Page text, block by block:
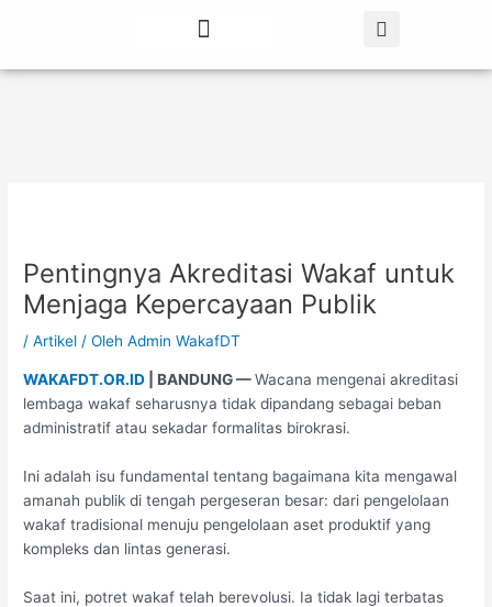
Pentingnya Akreditasi Wakaf untuk
Menjaga Kepercayaan Publik
/Artikel / OlehAdmin WakafDT
WAKAFDT.OR.ID | BANDUNG —Wacana mengenai akreditasi
lembaga wakaf seharusnya tidak dipandang sebagai beban
administratif atau sekadar formalitas birokrasi.
Ini adalah isu fundamental tentang bagaimana kita mengawal
amanah publik di tengah pergeseran besar: dari pengelolaan
wakaf tradisional menuju pengelolaan aset produktif yang
kompleks dan lintas generasi.
Saat ini, potret wakaf telah berevolusi. Ia tidak lagi terbatas